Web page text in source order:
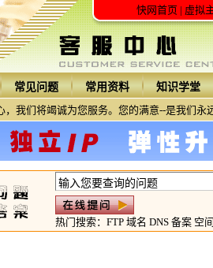
快网首页| 虚拟
常见问题 常用资料
知识学堂
，我们将竭诚为您服务。您的满意--是我们永
热门搜索： FTP 域名 DNS 备案 空